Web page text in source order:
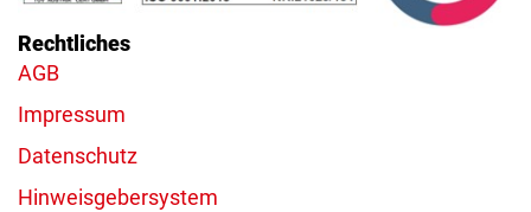
Rechtliches
AGB
Impressum
Datenschutz
Hinweisgebersystem